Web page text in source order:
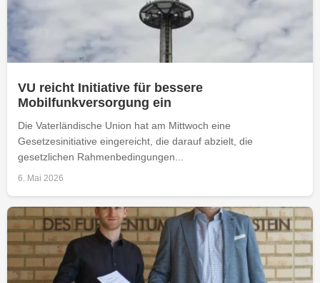
VU reicht Initiative für bessere
Mobilfunkversorgung ein
Die Vaterländische Union hat am Mittwoch eine
Gesetzesinitiative eingereicht, die darauf abzielt, die
gesetzlichen Rahmenbedingungen...
6. Mai 2026